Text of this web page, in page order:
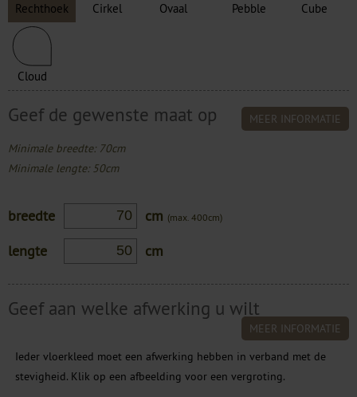
Rechthoek Cirkel Ovaal Pebble Cube
Cloud
Geef de gewenste maat op MEER INFORMATIE
Minimale breedte: 70cm
Minimale lengte: 50cm
breedte cm (max. 400cm)
lengte cm
Geef aan welke afwerking u wilt
MEER INFORMATIE
Ieder vloerkleed moet een afwerking hebben in verband met de
stevigheid. Klik op een afbeelding voor een vergroting.